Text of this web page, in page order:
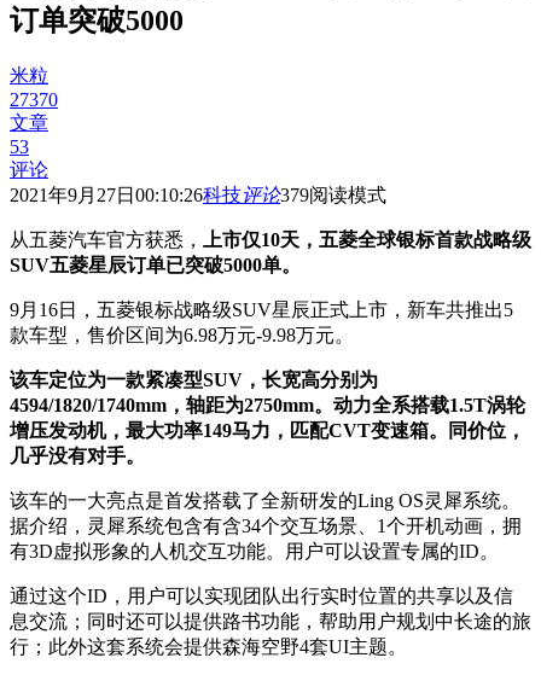
订单突破5000
米粒
27370
文章
53
评论
2021年9月27日00:10:26科技评论379阅读模式
从五菱汽车官方获悉，
上市仅10天，五菱全球银标首款战略级
SUV五菱星辰订单已突破5000单。
9月16日，五菱银标战略级SUV星辰正式上市，新车共推出5
款车型，售价区间为6.98万元-9.98万元。
该车定位为一款紧凑型SUV，长宽高分别为
4594/1820/1740mm，轴距为2750mm。动力全系搭载1.5T涡轮
增压发动机，最大功率149马力，匹配CVT变速箱。同价位，
几乎没有对手。
该车的一大亮点是首发搭载了全新研发的Ling OS灵犀系统。
据介绍，灵犀系统包含有含34个交互场景、1个开机动画，拥
有3D虚拟形象的人机交互功能。用户可以设置专属的ID。
通过这个ID，用户可以实现团队出行实时位置的共享以及信
息交流；同时还可以提供路书功能，帮助用户规划中长途的旅
行；此外这套系统会提供森海空野4套UI主题。